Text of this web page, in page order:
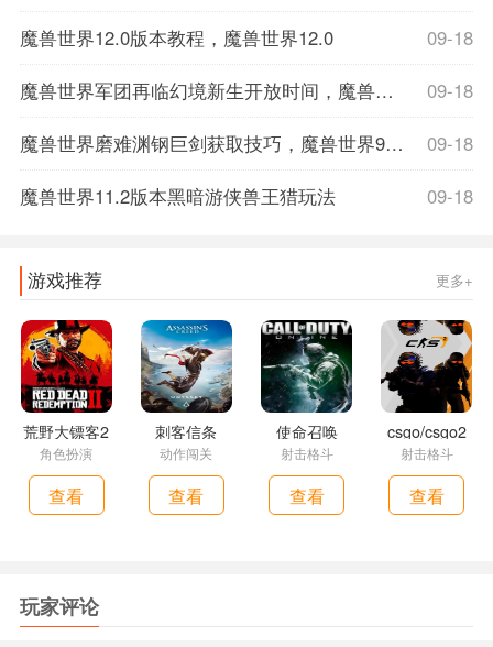
09-18
魔兽世界12.0版本教程，魔兽世界12.0
09-18
魔兽世界军团再临幻境新生开放时间，魔兽世界军团再临数据库
09-18
魔兽世界磨难渊钢巨剑获取技巧，魔兽世界9.1磨难词缀
09-18
魔兽世界11.2版本黑暗游侠兽王猎玩法
游戏推荐 更多+
荒野大镖客2
角色扮演
查看
刺客信条
动作闯关
查看
使命召唤
射击格斗
查看
csgo/csgo2
射击格斗
查看
玩家评论